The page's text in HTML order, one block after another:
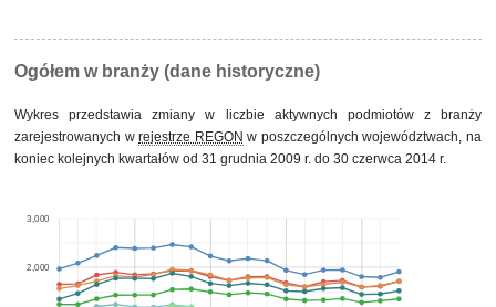
Ogółem w branży (dane historyczne)
Wykres przedstawia zmiany w liczbie aktywnych podmiotów z branży
zarejestrowanych wrejestrze REGON w poszczególnych województwach, na
koniec kolejnych kwartałów od 31 grudnia 2009 r. do 30 czerwca 2014 r.
2,000
3,000